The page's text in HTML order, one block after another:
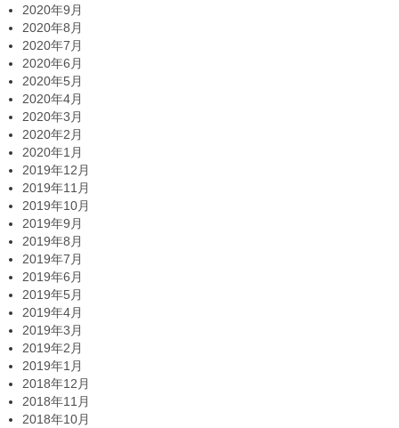
2020年9月
2020年8月
2020年7月
2020年6月
2020年5月
2020年4月
2020年3月
2020年2月
2020年1月
2019年12月
2019年11月
2019年10月
2019年9月
2019年8月
2019年7月
2019年6月
2019年5月
2019年4月
2019年3月
2019年2月
2019年1月
2018年12月
2018年11月
2018年10月